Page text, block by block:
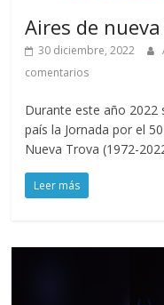
Aires de
30 diciembre, 2022
comentarios
Durante este año 2022
país la Jornada por el
Nueva Trova (1972-
Leer más